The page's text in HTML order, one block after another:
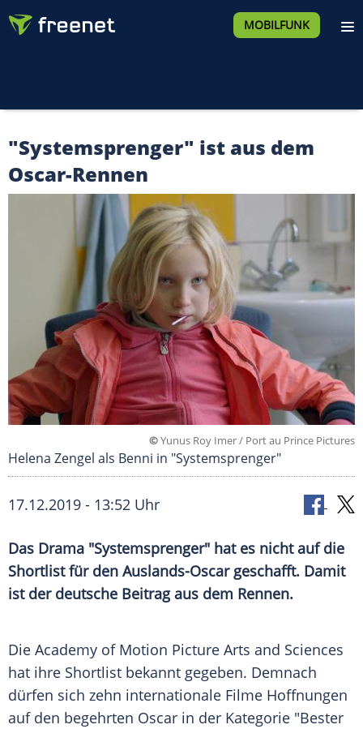
MOBILFUNK
"Systemsprenger" ist aus dem
Oscar-Rennen
©Yunus Roy Imer / Port au Prince Pictures
Helena Zengel als Benni in "Systemsprenger"
17.12.2019 - 13:52 Uhr
Das Drama "Systemsprenger" hat es nicht auf die
Shortlistfür den Auslands-Oscar geschafft. Damit
ist der deutsche Beitrag aus dem Rennen.
Die Academy of Motion Picture Arts and Sciences
hat ihre Shortlist bekannt gegeben. Demnach
dürfen sich zehn internationale Filme Hoffnungen
auf den begehrten Oscar in der Kategorie "Bester